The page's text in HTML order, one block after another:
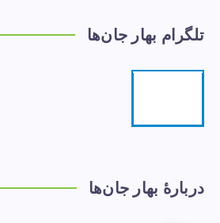
تلگرام بهار جان‌ها
دربارهٔ بهار جان‌ها